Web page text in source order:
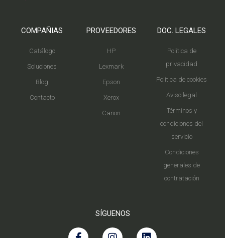
COMPAÑIAS
Catálogo
Soluciones
Blog
Contacto
PROVEEDORES
HP
Lexmark
Epson
Xerox
Canon
DOC. LEGALES
Política de
privacidad
Política de cookies
Aviso legal
Términos y
condiciones del
servicio
Condiciones
generales de
contratación
SÍGUENOS